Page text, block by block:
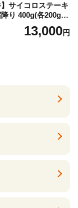
】サイコロステーキ
り 400g(各200g×
真空パック 冷凍
13,000円